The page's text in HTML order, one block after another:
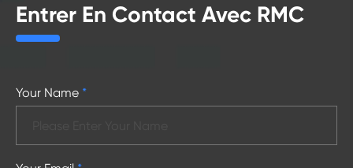
Entrer En Contact Avec RMC
Your Name *